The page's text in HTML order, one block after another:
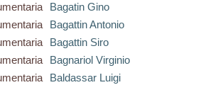
Bagatin Gino
Bagattin Antonio
Bagattin Siro
Bagnariol Virginio
Baldassar Luigi